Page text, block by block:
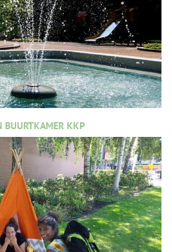
BUURTKAMER KKP